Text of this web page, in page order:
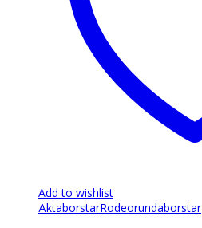
Add to wishlist
ÄktaborstarRodeorundaborstar